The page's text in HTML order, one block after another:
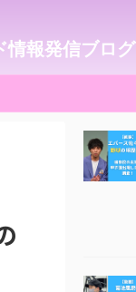
情報発信ブログ